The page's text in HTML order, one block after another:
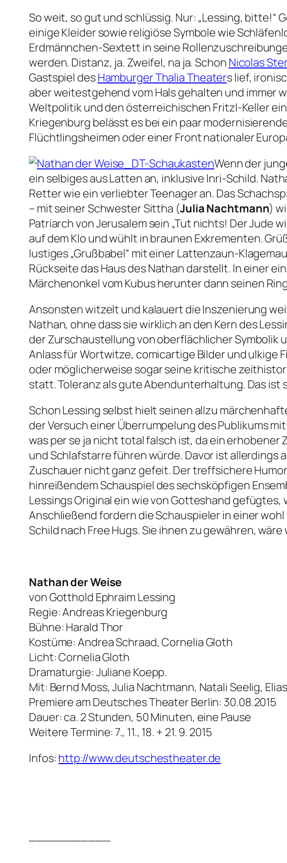
So weit, so gut und schlüssig. Nur: „Lessing, bitte!“
einige Kleider sowie religiöse Symbole wie
Erdmännchen-Sextett in seine
werden. Distanz, ja. Zweifel, na ja. Schon Nicolas
Gastspiel desHamburger Thalia Theaters lief,
aber weitestgehend vom Hals gehalten und immer
Weltpolitik und den österreichischen Fritzl-Keller
Kriegenburg belässt es bei ein paar
Flüchtlingsheimen oder einer Front nationaler
Wenn der
ein selbiges aus Latten an, inklusive Inri-Schild.
Retter wie ein verliebter Teenager an. Das
– mit seiner Schwester Sittha (Julia Nachtmann)
Patriarch von Jerusalem sein „Tut nichts! Der Jude
auf dem Klo und wühlt in braunen Exkrementen.
lustiges „Grußbabel“ mit einer Lattenzaun-
Rückseite das Haus des Nathan darstellt. In einer
Märchenonkel vom Kubus herunter dann seinen
Ansonsten witzelt und kalauert die Inszenierung
Nathan, ohne dass sie wirklich an den Kern des
der Zurschaustellung von oberflächlicher Symbolik
Anlass für Wortwitze, comicartige Bilder und ulkige
oder möglicherweise sogar seine kritische
statt. Toleranz als gute Abendunterhaltung. Das
Schon Lessing selbst hielt seinen allzu
der Versuch einer Überrumpelung des Publikums
was per se ja nicht total falsch ist, da ein
und Schlafstarre führen würde. Davor ist allerdings
Zuschauer nicht ganz gefeit. Der treffsichere
hinreißendem Schauspiel des sechsköpfigen
Lessings Original ein wie von Gotteshand gefügtes,
Anschließend fordern die Schauspieler in einer wohl
Schild nach Free Hugs. Sie ihnen zu gewähren,
Nathan der Weise
von Gotthold Ephraim Lessing
Regie: Andreas Kriegenburg
Bühne: Harald Thor
Kostüme: Andrea Schraad, Cornelia Gloth
Licht: Cornelia Gloth
Dramaturgie: Juliane Koepp.
Mit: Bernd Moss, Julia Nachtmann, Natali Seelig,
Premiere am Deutsches Theater Berlin: 30.08.2015
Dauer: ca. 2 Stunden, 50 Minuten, eine Pause
Weitere Termine: 7., 11., 18. + 21. 9. 2015
Infos: http://www.deutschestheater.de